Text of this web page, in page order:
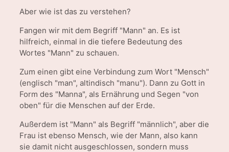
Aber wie ist das zu verstehen?
Fangen wir mit dem Begriff "Mann" an. Es ist
hilfreich, einmal in die tiefere Bedeutung des
Wortes "Mann" zu schauen.
Zum einen gibt eine Verbindung zum Wort "Mensch"
(englisch "man", altindisch "manu"). Dann zu Gott in
Form des "Manna", als Ernährung und Segen "von
oben" für die Menschen auf der Erde.
Außerdem ist "Mann" als Begriff "männlich", aber die
Frau ist ebenso Mensch, wie der Mann, also kann
sie damit nicht ausgeschlossen, sondern muss